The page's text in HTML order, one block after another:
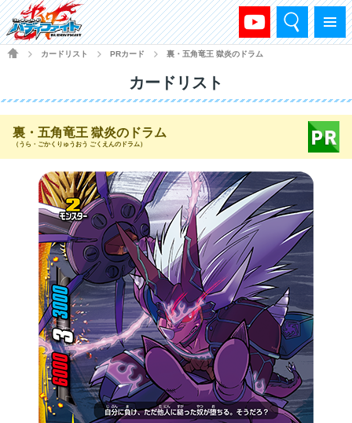
メニュー
検索
HOME
カードリスト PRカード 裏・五角竜王 獄炎のドラム
カードリスト
裏・五角竜王 獄炎のドラム
（うら・ごかくりゅうおう ごくえんのドラム）